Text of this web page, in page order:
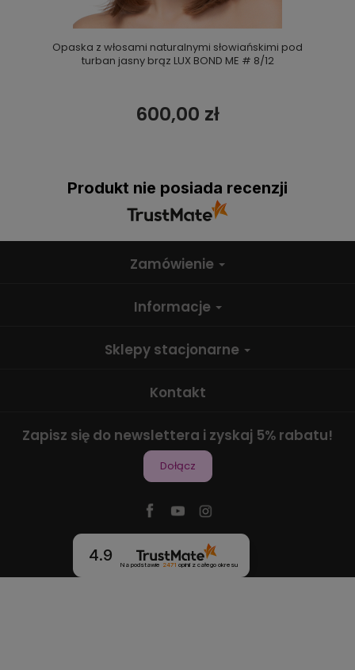
Opaska z włosami naturalnymi słowiańskimi pod
turban jasny brąz LUX BOND ME # 8/12
600,00 zł
Produkt nie posiada recenzji
Zamówienie
Informacje
Sklepy stacjonarne
Kontakt
Zapisz się do newslettera i zyskaj 5% rabatu!
Dołącz
4.9
Na podstawie 2471 opinii z całego okresu